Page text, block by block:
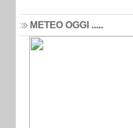
METEO OGGI .....